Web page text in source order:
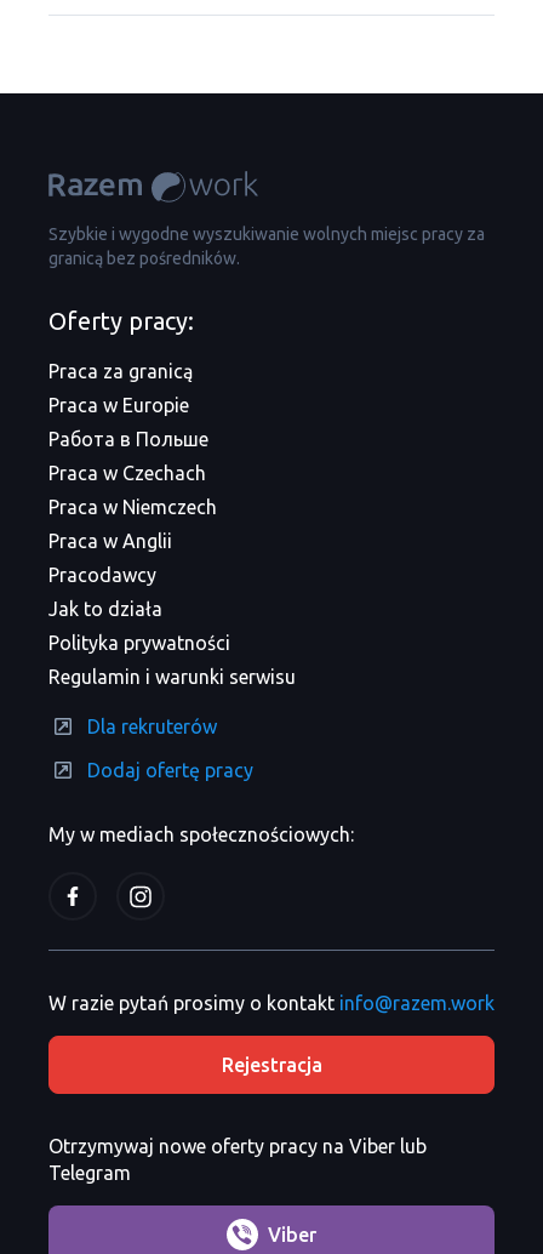
Szybkie i wygodne wyszukiwanie wolnych miejsc pracy za
granicą bez pośredników.
My w mediach społecznościowych:
Oferty pracy:
Praca za granicą
Praca w Europie
Работа в Польше
Praca w Czechach
Praca w Niemczech
Praca w Anglii
Pracodawcy
Jak to działa
Polityka prywatności
Regulamin i warunki serwisu
Dla rekruterów
Dodaj ofertę pracy
W razie pytań prosimy o kontakt info@razem.work
Rejestracja
Otrzymywaj nowe oferty pracy na Viber lub
Telegram
Viber